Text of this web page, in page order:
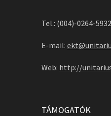
Tel.: (004)-0264-
E-mail:
Web: http://
TÁMOGATÓK